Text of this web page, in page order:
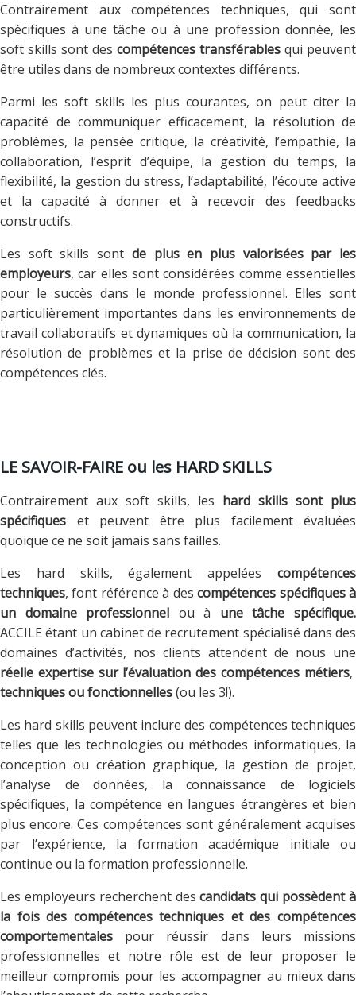
Contrairement aux compétences techniques, qui sont
spécifiques à une tâche ou à une profession donnée, les
soft skills sont des compétences transférables qui peuvent
être utiles dans de nombreux contextes différents.
Parmi les soft skills les plus courantes, on peut citer la
capacité de communiquer efficacement, la résolution de
problèmes, la pensée critique, la créativité, l’empathie, la
collaboration, l’esprit d’équipe, la gestion du temps, la
flexibilité, la gestion du stress, l’adaptabilité, l’écoute active
et la capacité à donner et à recevoir des feedbacks
constructifs.
Les soft skills sont de plus en plus valorisées par les
employeurs, car elles sont considérées comme essentielles
pour le succès dans le monde professionnel. Elles sont
particulièrement importantes dans les environnements de
travail collaboratifs et dynamiques où la communication, la
résolution de problèmes et la prise de décision sont des
compétences clés.
LE SAVOIR-FAIRE ou les HARD SKILLS
Contrairement aux soft skills, les hard skills sont plus
spécifiques et peuvent être plus facilement évaluées
quoique ce ne soit jamais sans failles.
Les hard skills, également appelées compétences
techniques, font référence à descompétences spécifiques à
un domaine professionnel ou à une tâche spécifique.
ACCILE étant un cabinet de recrutement spécialisé dans des
domaines d’activités, nos clients attendent de nous une
réelle expertise sur l’évaluation des compétences métiers,
techniques ou fonctionnelles(ou les 3!).
Les hard skills peuvent inclure des compétences techniques
telles que les technologies ou méthodes informatiques, la
conception ou création graphique, la gestion de projet,
l’analyse de données, la connaissance de logiciels
spécifiques, la compétence en langues étrangères et bien
plus encore. Ces compétences sont généralement acquises
par l’expérience, la formation académique initiale ou
continue ou la formation professionnelle.
Les employeurs recherchent descandidats qui possèdent à
la fois des compétences techniques et des compétences
comportementales pour réussir dans leurs missions
professionnelles et notre rôle est de leur proposer le
meilleur compromis pour les accompagner au mieux dans